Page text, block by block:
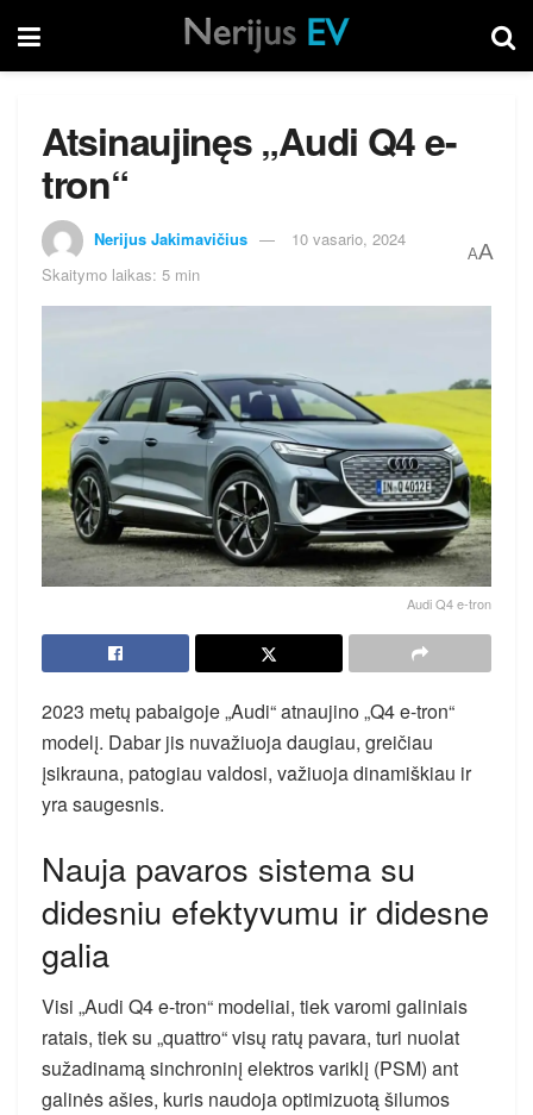
Atsinaujinęs „Audi Q4 e-
tron“
Nerijus Jakimavičius
10 vasario, 2024
Skaitymo laikas: 5 min
AA
Audi Q4 e-tron
2023 metų pabaigoje „Audi“ atnaujino „Q4 e-tron“
modelį. Dabar jis nuvažiuoja daugiau, greičiau
įsikrauna, patogiau valdosi, važiuoja dinamiškiau ir
yra saugesnis.
Nauja pavaros sistema su
didesniu efektyvumu ir didesne
galia
Visi „Audi Q4 e-tron“ modeliai, tiek varomi galiniais
ratais, tiek su „quattro“ visų ratų pavara, turi nuolat
sužadinamą sinchroninį elektros variklį (PSM) ant
galinės ašies, kuris naudoja optimizuotą šilumos